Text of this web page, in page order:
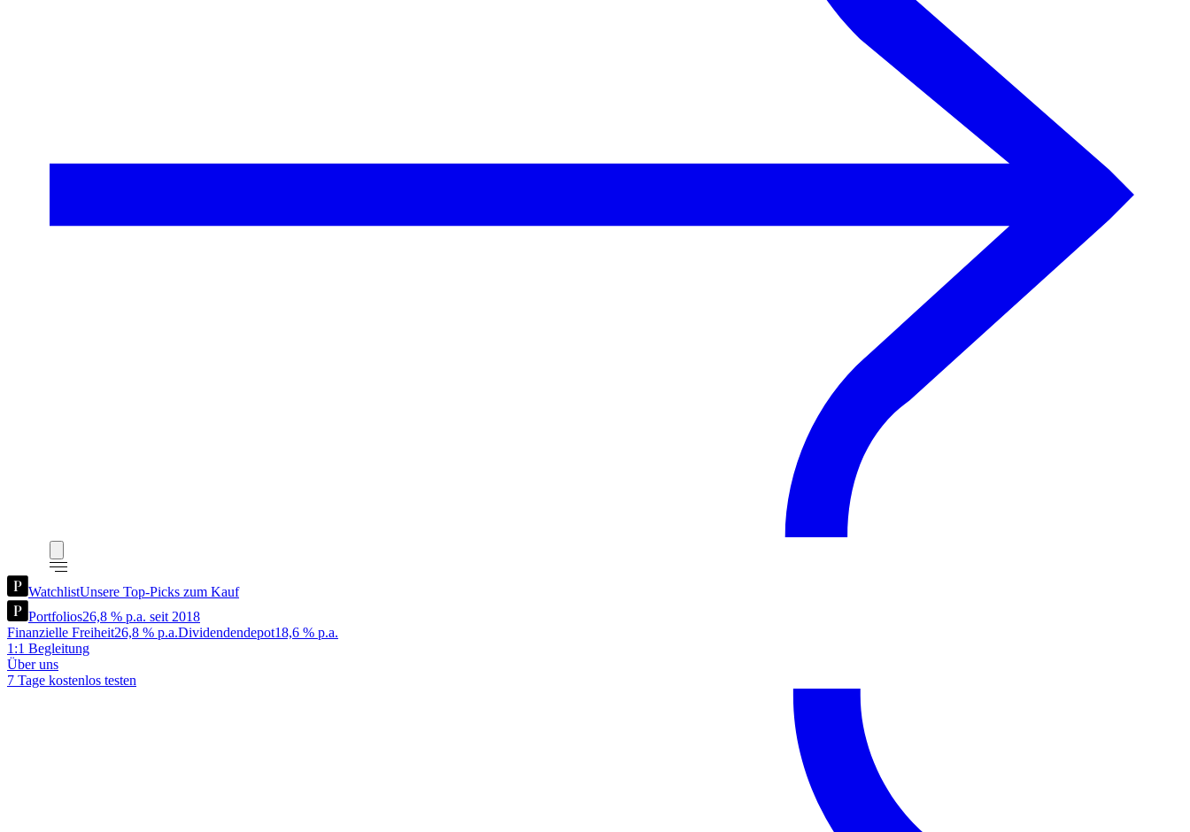
WatchlistUnsere Top-Picks zum Kauf
Portfolios26,8 % p.a. seit 2018
Finanzielle Freiheit26,8 % p.a.Dividendendepot18,6 % p.a.
1:1 Begleitung
Über uns
7 Tage kostenlos testen